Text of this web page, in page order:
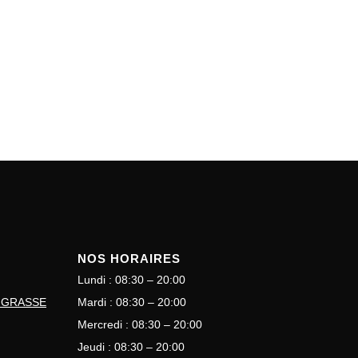
NOS HORAIRES
Lundi : 08:30 – 20:00
Mardi : 08:30 – 20:00
Mercredi : 08:30 – 20:00
Jeudi : 08:30 – 20:00